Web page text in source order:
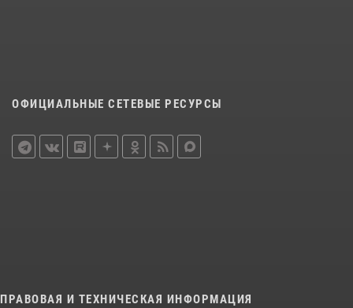
ОФИЦИАЛЬНЫЕ СЕТЕВЫЕ РЕСУРСЫ
ПРАВОВАЯ И ТЕХНИЧЕСКАЯ ИНФОРМАЦИЯ